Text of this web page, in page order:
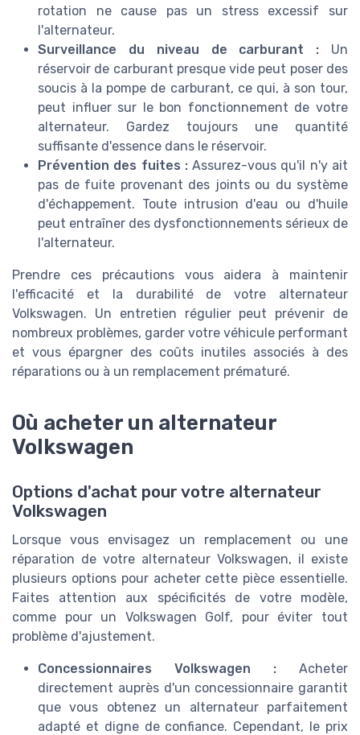
rotation ne cause pas un stress excessif sur
l'alternateur.
Surveillance du niveau de carburant : Un
réservoir de carburant presque vide peut poser des
soucis à la pompe de carburant, ce qui, à son tour,
peut influer sur le bon fonctionnement de votre
alternateur. Gardez toujours une quantité
suffisante d'essence dans le réservoir.
Prévention des fuites :Assurez-vous qu'il n'y ait
pas de fuite provenant des joints ou du système
d'échappement. Toute intrusion d'eau ou d'huile
peut entraîner des dysfonctionnements sérieux de
l'alternateur.
Prendre ces précautions vous aidera à maintenir
l'efficacité et la durabilité de votre alternateur
Volkswagen. Un entretien régulier peut prévenir de
nombreux problèmes, garder votre véhicule performant
et vous épargner des coûts inutiles associés à des
réparations ou à un remplacement prématuré.
Où acheter un alternateur
Volkswagen
Options d'achat pour votre alternateur
Volkswagen
Lorsque vous envisagez un remplacement ou une
réparation de votre alternateur Volkswagen, il existe
plusieurs options pour acheter cette pièce essentielle.
Faites attention aux spécificités de votre modèle,
comme pour un Volkswagen Golf, pour éviter tout
problème d'ajustement.
Concessionnaires Volkswagen : Acheter
directement auprès d'un concessionnaire garantit
que vous obtenez un alternateur parfaitement
adapté et digne de confiance. Cependant, le prix